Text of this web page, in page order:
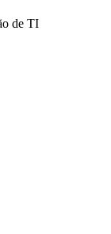
de TI